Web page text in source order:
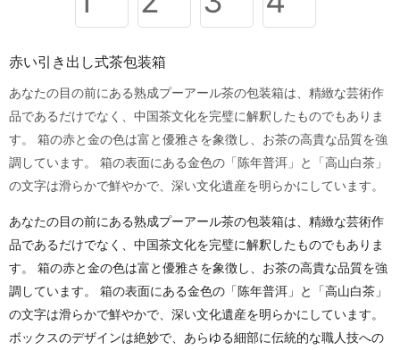
赤い引き出し式茶包装箱
あなたの目の前にある熟成プーアール茶の包装箱は、精緻な芸術作
品であるだけでなく、中国茶文化を完璧に解釈したものでもありま
す。 箱の赤と金の色は富と優雅さを象徴し、お茶の高貴な品質を強
調しています。 箱の表面にある金色の「陈年普洱」と「高山白茶」
の文字は滑らかで鮮やかで、深い文化遺産を明らかにしています。
あなたの目の前にある熟成プーアール茶の包装箱は、精緻な芸術作
品であるだけでなく、中国茶文化を完璧に解釈したものでもありま
す。 箱の赤と金の色は富と優雅さを象徴し、お茶の高貴な品質を強
調しています。 箱の表面にある金色の「陈年普洱」と「高山白茶」
の文字は滑らかで鮮やかで、深い文化遺産を明らかにしています。
ボックスのデザインは絶妙で、あらゆる細部に伝統的な職人技への